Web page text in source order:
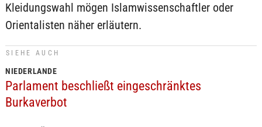
Kleidungswahl mögen Islamwissenschaftler oder
Orientalisten näher erläutern.
SIEHE AUCH
NIEDERLANDE
Parlament beschließt eingeschränktes
Burkaverbot